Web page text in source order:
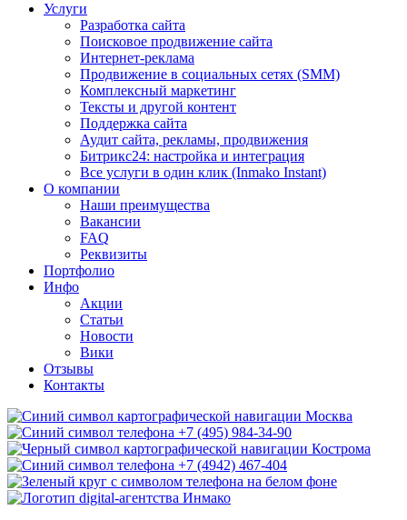
Услуги
Разработка сайта
Поисковое продвижение сайта
Интернет-реклама
Продвижение в социальных сетях (SMM)
Комплексный маркетинг
Тексты и другой контент
Поддержка сайта
Аудит сайта, рекламы, продвижения
Битрикс24: настройка и интеграция
Все услуги в один клик (Inmako Instant)
О компании
Наши преимущества
Вакансии
FAQ
Реквизиты
Портфолио
Инфо
Акции
Статьи
Новости
Вики
Отзывы
Контакты
Москва
+7 (495) 984-34-90
Кострома
+7 (4942) 467-404